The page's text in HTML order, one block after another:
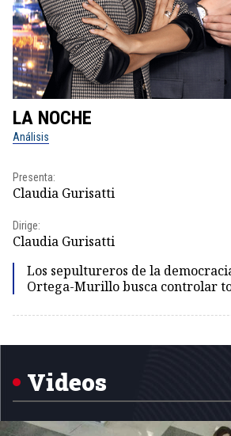
LA NOCHE
Análisis
Presenta:
Claudia Gurisatti
Dirige:
Claudia Gurisatti
Los sepultureros de la
Ortega-Murillo busca controlar
1
Videos